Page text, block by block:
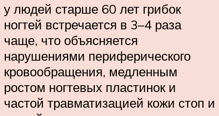
у людей старше 60 лет грибок
ногтей встречается в 3–4 раза
чаще, что объясняется
нарушениями периферического
кровообращения, медленным
ростом ногтевых пластинок и
частой травматизацией кожи стоп и